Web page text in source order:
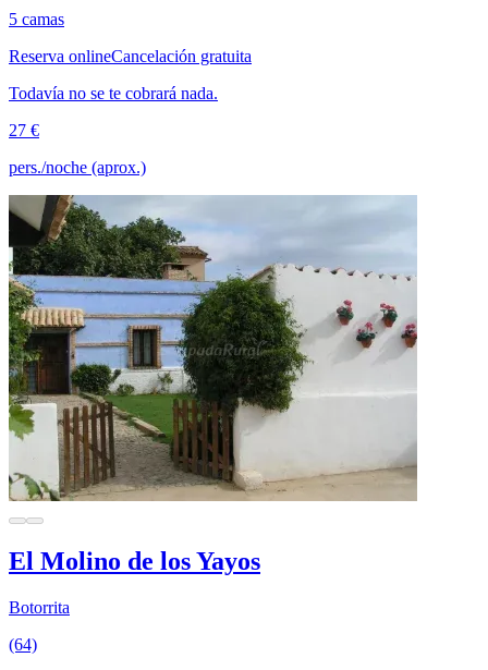
5 camas
Reserva onlineCancelación gratuita
Todavía no se te cobrará nada.
27 €
pers./noche (aprox.)
El Molino de los Yayos
Botorrita
(64)